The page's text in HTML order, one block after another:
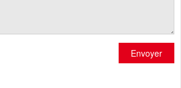
Envoyer